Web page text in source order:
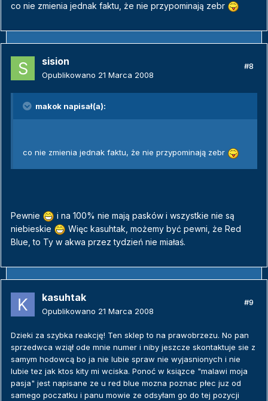
co nie zmienia jednak faktu, że nie przypominają zebr
sision
Opublikowano 21 Marca 2008
#8
makok napisał(a):
co nie zmienia jednak faktu, że nie przypominają zebr
Pewnie
i na 100% nie mają pasków i wszystkie nie są
niebieskie
Więc kasuhtak, możemy być pewni, że Red
Blue, to Ty w akwa przez tydzień nie miałaś.
kasuhtak
Opublikowano 21 Marca 2008
#9
Dzieki za szybka reakcję! Ten sklep to na prawobrzezu. No pan
sprzedwca wziął ode mnie numer i niby jeszcze skontaktuje sie z
samym hodowcą bo ja nie lubie spraw nie wyjasnionych i nie
lubie tez jak ktos kity mi wciska. Ponoć w ksiązce "malawi moja
pasja" jest napisane ze u red blue mozna poznac płec juz od
samego poczatku i panu mowie ze odsyłam go do tej pozycji